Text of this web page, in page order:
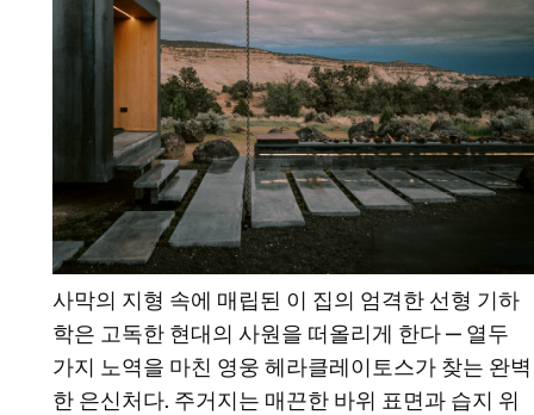
사막의 지형 속에 매립된 이 집의 엄격한 선형 기하
학은 고독한 현대의 사원을 떠올리게 한다 — 열두
가지 노역을 마친 영웅 헤라클레이토스가 찾는 완벽
한 은신처다. 주거지는 매끈한 바위 표면과 습지 위